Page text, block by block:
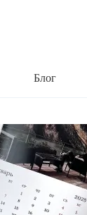
Блог